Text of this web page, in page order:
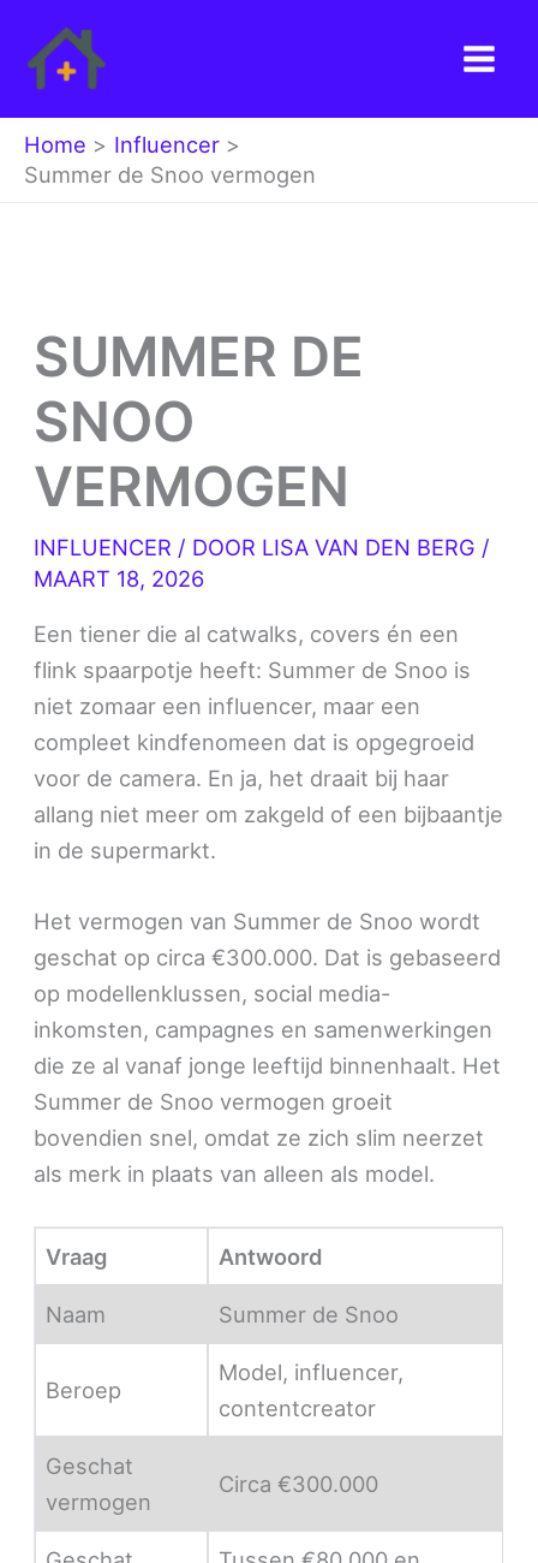
naar
inhoud
Home
Influencer
Summer de Snoo vermogen
SUMMER DE
SNOO
VERMOGEN
INFLUENCER / DOOR LISA VAN DEN BERG /
MAART 18, 2026
Een tiener die al catwalks, covers én een
flink spaarpotje heeft: Summer de Snoo is
niet zomaar een influencer, maar een
compleet kindfenomeen dat is opgegroeid
voor de camera. En ja, het draait bij haar
allang niet meer om zakgeld of een bijbaantje
in de supermarkt.
Het vermogen van Summer de Snoo wordt
geschat op circa €300.000. Dat is gebaseerd
op modellenklussen, social media-
inkomsten, campagnes en samenwerkingen
die ze al vanaf jonge leeftijd binnenhaalt. Het
Summer de Snoo vermogen groeit
bovendien snel, omdat ze zich slim neerzet
als merk in plaats van alleen als model.
Vraag Antwoord
Naam Summer de Snoo
Beroep
Model, influencer,
contentcreator
Geschat
vermogen
Circa €300.000